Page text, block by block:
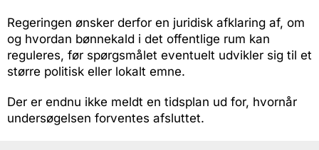
Regeringen ønsker derfor en juridisk afklaring af, om
og hvordan bønnekald i det offentlige rum kan
reguleres, før spørgsmålet eventuelt udvikler sig til et
større politisk eller lokalt emne.
Der er endnu ikke meldt en tidsplan ud for, hvornår
undersøgelsen forventes afsluttet.